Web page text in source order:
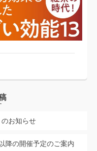
のお知らせ
降の開催予定のご案内